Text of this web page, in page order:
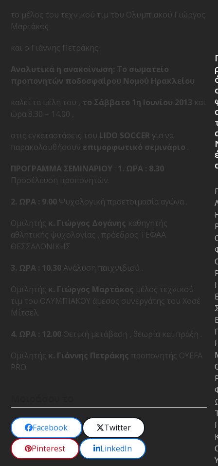
το μέλος του τεχνικού τιμ του Ολυμπιακού Γιώργος
Μαρτάκος
και ο Γιάννης Πετράκης.
Αναλυτικά η ανακοίνωση: Το σωματείο
προπονητών ποδοσφαίρου Νομού Ηρακλείου
καλεί τα μέλη του ,
το Σάββατο 1η Ιουνίου 2013 και
ώρα 8.30 – 14.00 ,
στις εγκαταστάσεις του LIDO SOCCER για να
παρακολουθήσουν επιμορφωτικό σεμινάριο .
ΠΡΟΓΡΑΜΜΑ ΣΕΜΙΝΑΡΙΟΥ : 1. ΩΡΑ : 8.30
Προσέλευση προπονητών.
2. ΩΡΑ : 9.00 Ψυχολογική προετοιμασία αγώνα .
Ομιλητής κ. Γιώργος Δογάνης καθηγητής
αθλητικής ψυχολογίας , πρόεδρος ΤΕΦΑΑ
ΘΕΣΣΑΛΟΝΙΚΗΣ
3. ΩΡΑ : 10.30 Ανάλυση παιχνιδιού .
Ομιλητής κ. Γιώργος Μαρτάκος μέλος τεχνικού
τιμ του ΟΛΥΜΠΙΑΚΟΥ άμεσος συνεργάτης του Χοσέ
Μίτσελ.
4. ΩΡΑ : 12.00 Θετική μετάβαση , θεωρία και πράξη .
Ομιλητής κ. Γιάννης Πετράκης προπονητής OYEFA
PRO
Facebook
Twitter
Pinterest
LinkedIn
Ι
Ι
Ι